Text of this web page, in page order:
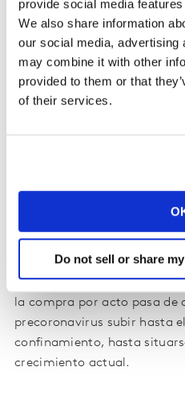
provide social media
We also share information
our social media, advertising
may combine it with other
provided to them or that
of their services.
Do not sell or share
destacar el excelente
commerce, que mantiene
aumenta su cuota en un
En cuanto a los
desescalada, conservan su
Asimismo, al igual que
confinamiento, ahora
cada acto de compra: los
la compra por acto pasa de
precoronavirus subir hasta
confinamiento, hasta
crecimiento actual.